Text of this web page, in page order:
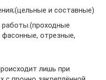
и составные)
отрезные,
лишь при